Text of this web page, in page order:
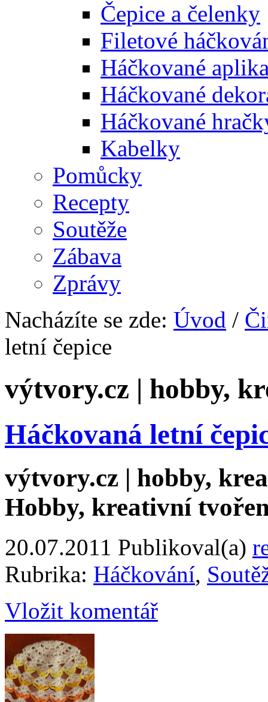
Čepice a čelenky
Filetové
Háčkované
Háčkované
Háčkované
Kabelky
Pomůcky
Recepty
Soutěže
Zábava
Zprávy
Nacházíte se zde: Úvod /
letní čepice
výtvory.cz | hobby,
Háčkovaná letní
výtvory.cz | hobby,
Hobby, kreativní
20.07.2011 Publikoval(a)
Rubrika: Háčkování,
Vložit komentář